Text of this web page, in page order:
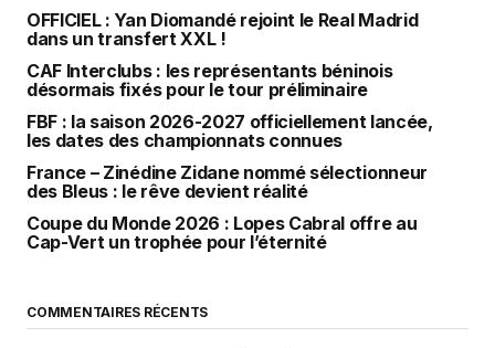
OFFICIEL : Yan Diomandé rejoint le Real Madrid
dans un transfert XXL !
CAF Interclubs : les représentants béninois
désormais fixés pour le tour préliminaire
FBF : la saison 2026-2027 officiellement lancée,
les dates des championnats connues
France – Zinédine Zidane nommé sélectionneur
des Bleus : le rêve devient réalité
Coupe du Monde 2026 : Lopes Cabral offre au
Cap-Vert un trophée pour l’éternité
COMMENTAIRES RÉCENTS